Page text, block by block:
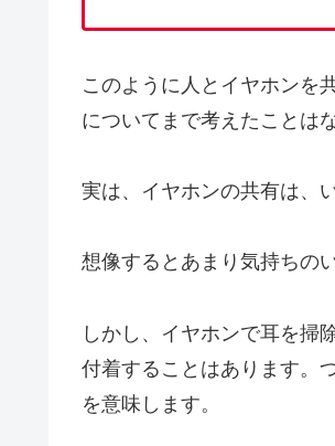
このように人とイヤホンを
についてまで考えたことは
実は、イヤホンの共有は、
想像するとあまり気持ちの
しかし、イヤホンで耳を掃
付着することはあります。
を意味します。